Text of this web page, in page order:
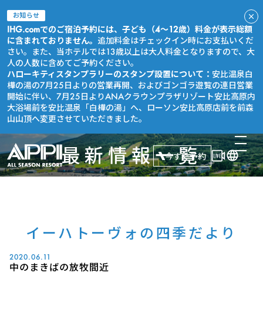
お知らせ
IHG.comでのご宿泊予約には、子ども（4～12歳）料金が表示総額
に含まれておりません。 追加料金はチェックイン時にお支払いくだ
さい。また、当ホテルでは13歳以上は大人料金となりますので、大
人の人数に含めてご予約ください。
ハローキティスタンプラリーのスタンプ設置について： 安比温泉白
樺の湯の7月25日よりの営業再開、およびゴンゴラ遊覧の連日営業
開始に伴い、7月25日よりANAクラウンプラザリゾート安比高原内
大浴場前を安比温泉「白樺の湯」へ、ローソン安比高原店前を前森
山山頂へ変更させていただきました。
今すぐ予約
最新情報一覧
イーハトーヴォの四季だより
2020.06.11
中のまきばの放牧間近